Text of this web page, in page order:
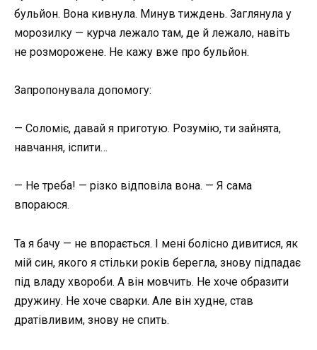
бульйон. Вона кивнула. Минув тиждень. Заглянула у
морозилку — курча лежало там, де й лежало, навіть
не розморожене. Не кажу вже про бульйон.
Запропонувала допомогу:
— Соломіє, давай я приготую. Розумію, ти зайнята,
навчання, іспити…
— Не треба! — різко відповіла вона. — Я сама
впораюся.
Та я бачу — не впорається. І мені болісно дивитися, як
мій син, якого я стільки років берегла, знову підпадає
під владу хвороби. А він мовчить. Не хоче образити
дружину. Не хоче сварки. Але він худне, став
дратівливим, знову не спить.